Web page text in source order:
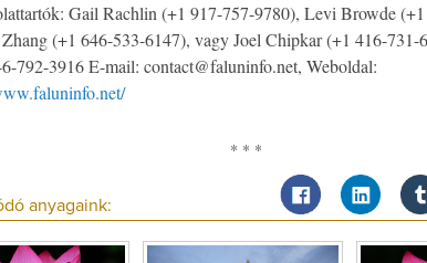
Gail Rachlin (+1 917-757-9780), Levi Browde
(+1 646-533-6147), vagy Joel Chipkar (+1 416-731-
792-3916 E-mail: contact@faluninfo.net, Weboldal:
* * *
anyagaink: